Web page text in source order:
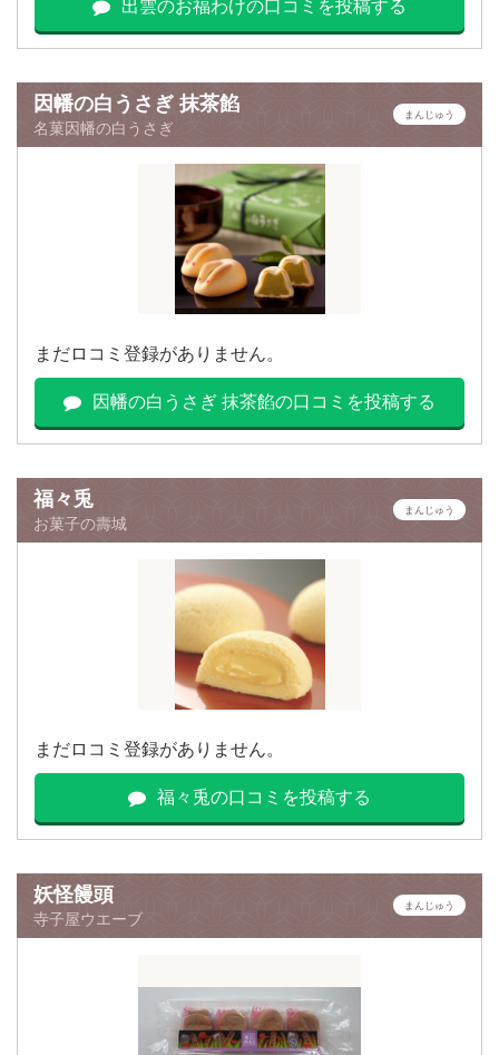
出雲のお福わけの口コミを投稿する
因幡の白うさぎ 抹茶餡
名菓因幡の白うさぎ
まんじゅう
まだロコミ登録がありません。
因幡の白うさぎ 抹茶餡の口コミを投稿する
福々兎
お菓子の壽城
まんじゅう
まだロコミ登録がありません。
福々兎の口コミを投稿する
妖怪饅頭
寺子屋ウエーブ
まんじゅう